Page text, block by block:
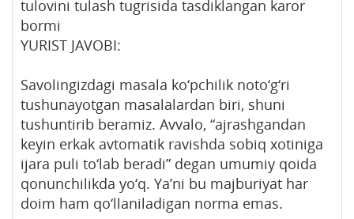
tulovini tulash tugrisida tasdiklangan karor
bormi
YURIST JAVOBI:
Savolingizdagi masala ko‘pchilik noto‘g‘ri
tushunayotgan masalalardan biri, shuni
tushuntirib beramiz. Avvalo, “ajrashgandan
keyin erkak avtomatik ravishda sobiq xotiniga
ijara puli to‘lab beradi” degan umumiy qoida
qonunchilikda yo‘q. Ya’ni bu majburiyat har
doim ham qo‘llaniladigan norma emas.